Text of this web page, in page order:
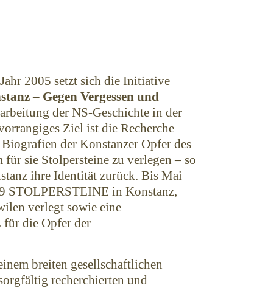
2005 setzt sich die Initiative
– Gegen Vergessen und
der NS-Geschichte in der
Ziel ist die Recherche
der Konstanzer Opfer des
sie Stolpersteine zu verlegen – so
ihre Identität zurück. Bis Mai
STOLPERSTEINE in Konstanz,
verlegt sowie eine
die Opfer der
breiten gesellschaftlichen
recherchierten und